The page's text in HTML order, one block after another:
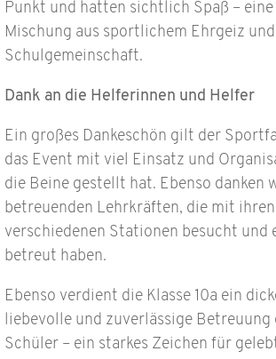
Punkt und hatten sichtlich Spaß –
Mischung aus sportlichem Ehrgeiz und
Schulgemeinschaft.
Dank an die Helferinnen und Helfer
Ein großes Dankeschön gilt der
das Event mit viel Einsatz und
die Beine gestellt hat. Ebenso danken
betreuenden Lehrkräften, die mit ihren
verschiedenen Stationen besucht und
betreut haben.
Ebenso verdient die Klasse 10a ein
liebevolle und zuverlässige Betreuung
Schüler – ein starkes Zeichen für